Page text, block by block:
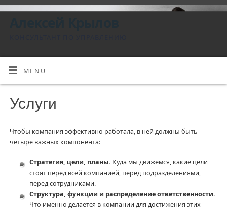
MENU
Услуги
Чтобы компания эффективно работала, в ней должны быть
четыре важных компонента:
Стратегия, цели, планы. Куда мы движемся, какие цели
стоят перед всей компанией, перед подразделениями,
перед сотрудниками.
Структура, функции и распределение ответственности.
Что именно делается в компании для достижения этих